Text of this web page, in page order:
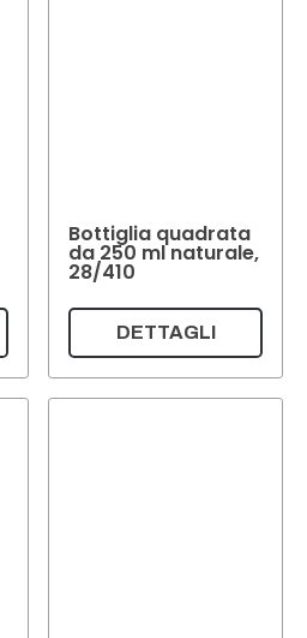
Bottiglia quadrata
da 250 ml naturale,
28/410
DETTAGLI